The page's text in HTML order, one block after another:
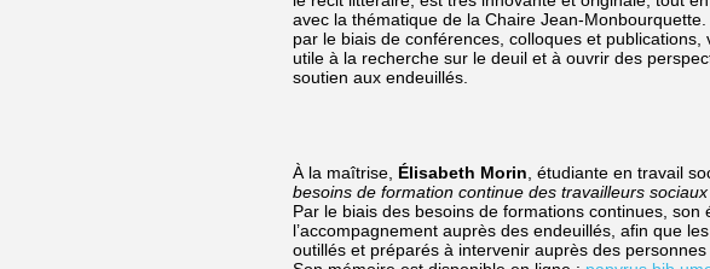
avec la thématique de la Chaire Jean-Monbourquette.
par le biais de conférences, colloques et publications,
utile à la recherche sur le deuil et à ouvrir des
soutien aux endeuillés.
À la maîtrise, Élisabeth Morin , étudiante en travail
besoins de formation continue des travailleurs
Par le biais des besoins de formations continues,
l’accompagnement auprès des endeuillés, afin que
outillés et préparés à intervenir auprès des personnes